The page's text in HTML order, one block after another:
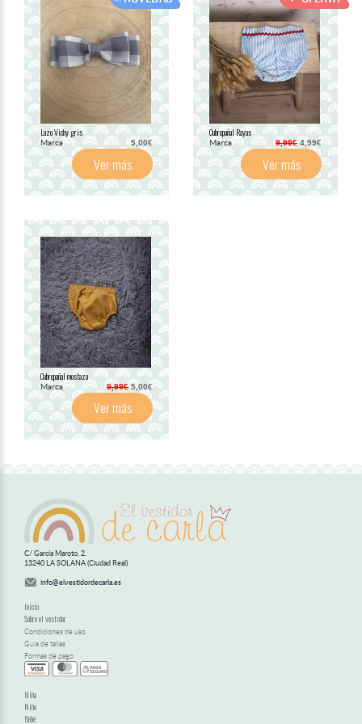
Lazo Vichy gris
Marca 5,00€
Ver más
Cubrepañal Rayas
Marca 9,99€4,99€
Ver más
Cubrepañal mostaza
Marca 9,99€5,00€
Ver más
C/ García Maroto, 2.
13240 LA SOLANA (Ciudad Real)
info@elvestidordecarla.es
Inicio
Sobre el vestidor
Condiciones de uso
Guía de tallas
Formas de pago
Niña
Niño
Bebé